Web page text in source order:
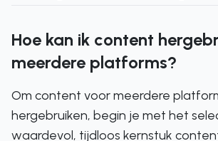
Hoe kan ik content
meerdere platforms?
Om content voor meerdere
hergebruiken, begin je met het
waardevol, tijdloos kernstuk